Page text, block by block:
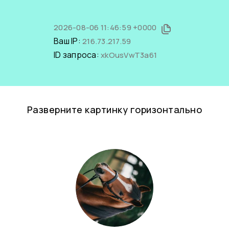
2026-08-06 11:46:59 +0000
Ваш IP: 216.73.217.59
ID запроса: xkOusVwT3a61
Разверните картинку горизонтально